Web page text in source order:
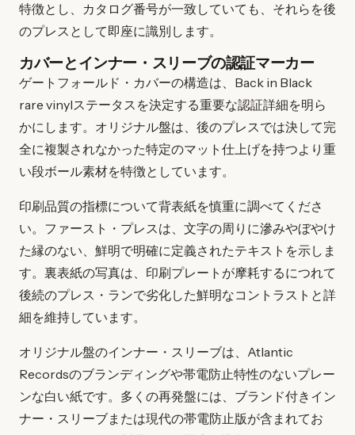
特徴とし、カタログ番号が一致していても、それらを後
のプレスとして即座に識別します。
カバーとインナー・スリーブの認証マーカー
ゲートフォールド・カバーの構造は、Back in Black
rare vinylステータスを決定する重要な認証詳細を明ら
かにします。オリジナル盤は、後のプレスでは決して完
全に複製されなかった特定のマット仕上げを持つより重
い段ボール素材を特徴としています。
印刷品質の指標について背表紙を慎重に調べてくださ
い。ファースト・プレスは、文字の周りに滲みやぼやけ
た縁のない、鮮明で明確に定義されたテキストを示しま
す。裏表紙の写真は、印刷プレートが摩耗するにつれて
後続のプレス・ランで劣化した鮮明なコントラストと詳
細を維持しています。
オリジナル盤のインナー・スリーブは、Atlantic
Recordsのブランディングや帯電防止特性のないプレー
ンな白い紙です。多くの再発盤には、ブランド付きイン
ナー・スリーブまたは現代の帯電防止版が含まれてお